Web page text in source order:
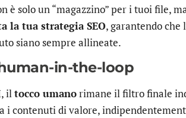
è solo un “magazzino” per i tuoi file,
la tua strategia SEO, garantendo
siano sempre allineate.
in-the-loop
iltocco umanorimane il filtro finale
i contenuti di valore,